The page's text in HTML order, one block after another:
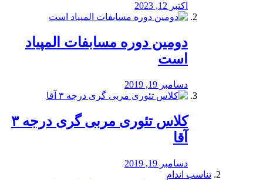
اکتبر 12, 2023
دومین دوره مسابفات المپیاد
است
دسامبر 19, 2019
کلاس تئوری مربی گری درجه ۳
آقا
دسامبر 19, 2019
تناسب اندام